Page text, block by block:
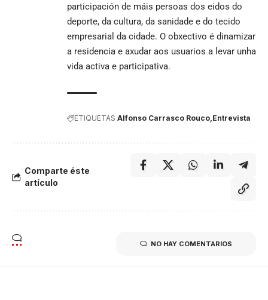
participación de máis persoas dos eidos do
deporte, da cultura, da sanidade e do tecido
empresarial da cidade. O obxectivo é dinamizar
a residencia e axudar aos usuarios a levar unha
vida activa e participativa.
ETIQUETAS Alfonso Carrasco Rouco Entrevista
Comparte éste
artículo
NO HAY COMENTARIOS